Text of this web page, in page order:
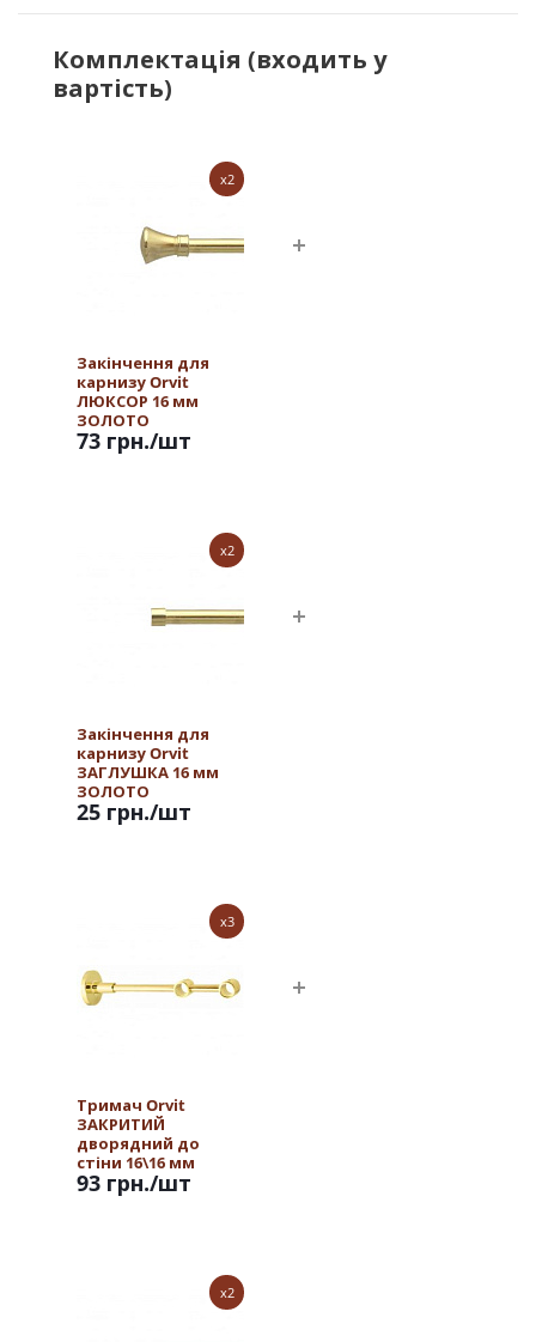
Комплектація (входить у
вартість)
x2
Закінчення для
карнизу Orvit
ЛЮКСОР 16 мм
ЗОЛОТО
73 грн./шт
x2
Закінчення для
карнизу Orvit
ЗАГЛУШКА 16 мм
ЗОЛОТО
25 грн./шт
x3
Тримач Orvit
ЗАКРИТИЙ
дворядний до
стіни 16\16 мм
ЗОЛОТО
93 грн./шт
x2